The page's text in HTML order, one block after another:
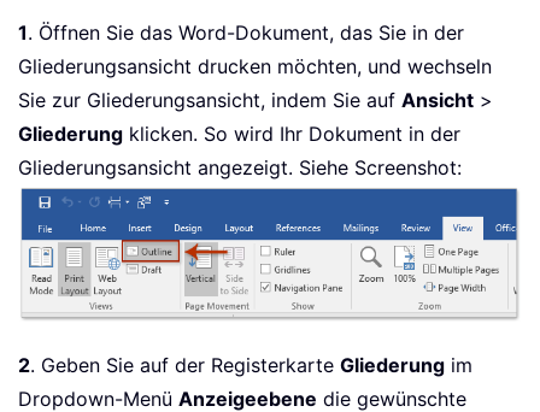
1. Öffnen Sie das Word-Dokument, das Sie in der
Gliederungsansicht drucken möchten, und wechseln
Sie zur Gliederungsansicht, indem Sie auf Ansicht >
Gliederung klicken. So wird Ihr Dokument in der
Gliederungsansicht angezeigt. Siehe Screenshot:
2. Geben Sie auf der Registerkarte Gliederung im
Dropdown-Menü Anzeigeebene die gewünschte